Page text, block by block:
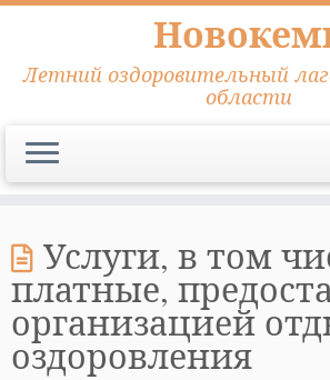
содержимому
Летний оздоровительный
области
Услуги, в том
платные,
организацией
оздоровления